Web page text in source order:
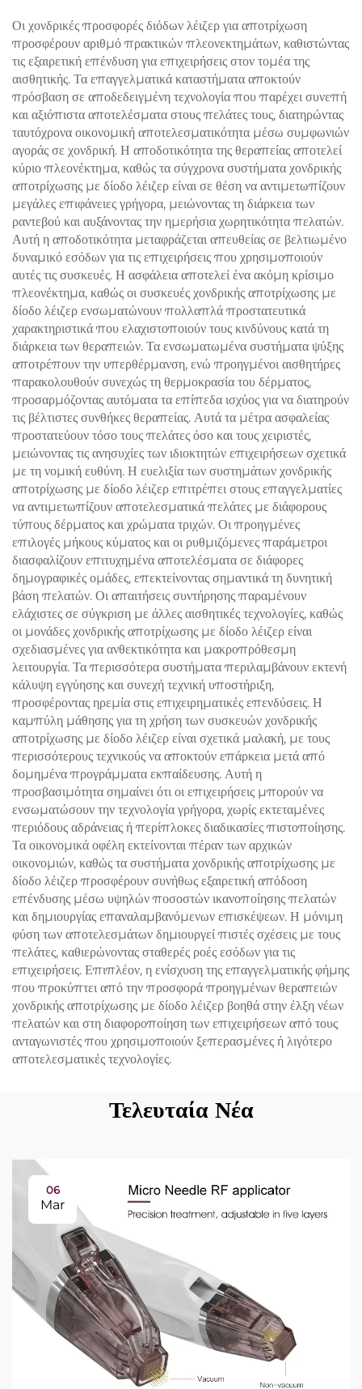
Δέρματος και
Ραδιοσυχνότητας στο
Πρόσωπο για Απώλεια
Βάρους και Αδυνατισμό
Σώματος
Οι χονδρικές προσφορές διόδων λέιζερ για αποτρίχωση
προσφέρουν αριθμό πρακτικών πλεονεκτημάτων, καθιστώντας
τις εξαιρετική επένδυση για επιχειρήσεις στον τομέα της
αισθητικής. Τα επαγγελματικά καταστήματα αποκτούν
πρόσβαση σε αποδεδειγμένη τεχνολογία που παρέχει συνεπή
και αξιόπιστα αποτελέσματα στους πελάτες τους, διατηρώντας
ταυτόχρονα οικονομική αποτελεσματικότητα μέσω συμφωνιών
αγοράς σε χονδρική. Η αποδοτικότητα της θεραπείας αποτελεί
κύριο πλεονέκτημα, καθώς τα σύγχρονα συστήματα χονδρικής
αποτρίχωσης με δίοδο λέιζερ είναι σε θέση να αντιμετωπίζουν
μεγάλες επιφάνειες γρήγορα, μειώνοντας τη διάρκεια των
ραντεβού και αυξάνοντας την ημερήσια χωρητικότητα πελατών.
Αυτή η αποδοτικότητα μεταφράζεται απευθείας σε βελτιωμένο
δυναμικό εσόδων για τις επιχειρήσεις που χρησιμοποιούν
αυτές τις συσκευές. Η ασφάλεια αποτελεί ένα ακόμη κρίσιμο
πλεονέκτημα, καθώς οι συσκευές χονδρικής αποτρίχωσης με
δίοδο λέιζερ ενσωματώνουν πολλαπλά προστατευτικά
χαρακτηριστικά που ελαχιστοποιούν τους κινδύνους κατά τη
διάρκεια των θεραπειών. Τα ενσωματωμένα συστήματα ψύξης
αποτρέπουν την υπερθέρμανση, ενώ προηγμένοι αισθητήρες
παρακολουθούν συνεχώς τη θερμοκρασία του δέρματος,
προσαρμόζοντας αυτόματα τα επίπεδα ισχύος για να διατηρούν
τις βέλτιστες συνθήκες θεραπείας. Αυτά τα μέτρα ασφαλείας
προστατεύουν τόσο τους πελάτες όσο και τους χειριστές,
μειώνοντας τις ανησυχίες των ιδιοκτητών επιχειρήσεων σχετικά
με τη νομική ευθύνη. Η ευελιξία των συστημάτων χονδρικής
αποτρίχωσης με δίοδο λέιζερ επιτρέπει στους επαγγελματίες
να αντιμετωπίζουν αποτελεσματικά πελάτες με διάφορους
τύπους δέρματος και χρώματα τριχών. Οι προηγμένες
επιλογές μήκους κύματος και οι ρυθμιζόμενες παράμετροι
διασφαλίζουν επιτυχημένα αποτελέσματα σε διάφορες
δημογραφικές ομάδες, επεκτείνοντας σημαντικά τη δυνητική
βάση πελατών. Οι απαιτήσεις συντήρησης παραμένουν
ελάχιστες σε σύγκριση με άλλες αισθητικές τεχνολογίες, καθώς
οι μονάδες χονδρικής αποτρίχωσης με δίοδο λέιζερ είναι
σχεδιασμένες για ανθεκτικότητα και μακροπρόθεσμη
λειτουργία. Τα περισσότερα συστήματα περιλαμβάνουν εκτενή
κάλυψη εγγύησης και συνεχή τεχνική υποστήριξη,
προσφέροντας ηρεμία στις επιχειρηματικές επενδύσεις. Η
καμπύλη μάθησης για τη χρήση των συσκευών χονδρικής
αποτρίχωσης με δίοδο λέιζερ είναι σχετικά μαλακή, με τους
περισσότερους τεχνικούς να αποκτούν επάρκεια μετά από
δομημένα προγράμματα εκπαίδευσης. Αυτή η
προσβασιμότητα σημαίνει ότι οι επιχειρήσεις μπορούν να
ενσωματώσουν την τεχνολογία γρήγορα, χωρίς εκτεταμένες
περιόδους αδράνειας ή περίπλοκες διαδικασίες πιστοποίησης.
Τα οικονομικά οφέλη εκτείνονται πέραν των αρχικών
οικονομιών, καθώς τα συστήματα χονδρικής αποτρίχωσης με
δίοδο λέιζερ προσφέρουν συνήθως εξαιρετική απόδοση
επένδυσης μέσω υψηλών ποσοστών ικανοποίησης πελατών
και δημιουργίας επαναλαμβανόμενων επισκέψεων. Η μόνιμη
φύση των αποτελεσμάτων δημιουργεί πιστές σχέσεις με τους
πελάτες, καθιερώνοντας σταθερές ροές εσόδων για τις
επιχειρήσεις. Επιπλέον, η ενίσχυση της επαγγελματικής φήμης
που προκύπτει από την προσφορά προηγμένων θεραπειών
χονδρικής αποτρίχωσης με δίοδο λέιζερ βοηθά στην έλξη νέων
πελατών και στη διαφοροποίηση των επιχειρήσεων από τους
ανταγωνιστές που χρησιμοποιούν ξεπερασμένες ή λιγότερο
αποτελεσματικές τεχνολογίες.
Τελευταία Νέα
06
Mar